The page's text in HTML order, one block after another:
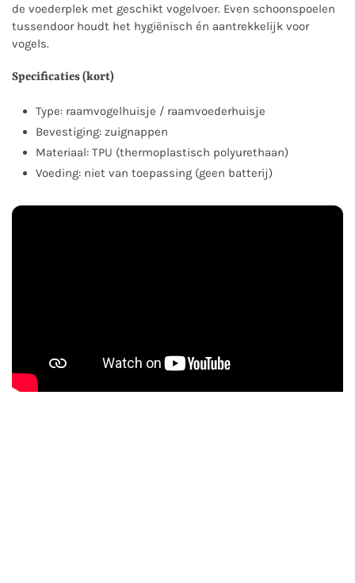
de voederplek met geschikt vogelvoer. Even schoonspoelen
tussendoor houdt het hygiënisch én aantrekkelijk voor
vogels.
Specificaties (kort)
Type: raamvogelhuisje / raamvoederhuisje
Bevestiging: zuignappen
Materiaal: TPU (thermoplastisch polyurethaan)
Voeding: niet van toepassing (geen batterij)